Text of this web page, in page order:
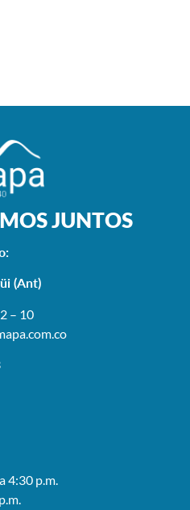
JUNTOS
(Ant)
– 10
4:30 p.m.